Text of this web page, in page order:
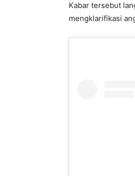
Kabar tersebut
mengklarifikasi